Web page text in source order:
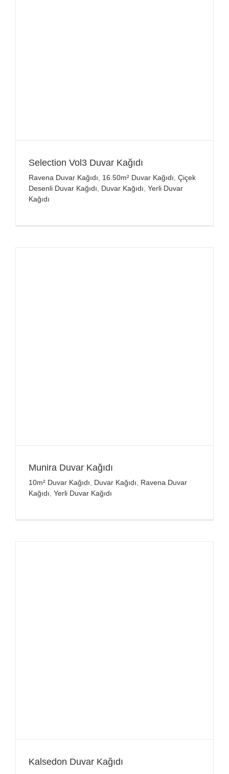
Selection Vol3 Duvar Kağıdı
Ravena Duvar Kağıdı 16.50m² Duvar Kağıdı Çiçek
Desenli Duvar Kağıdı
Duvar Kağıdı Yerli Duvar
Kağıdı
Munira Duvar Kağıdı
10m² Duvar Kağıdı Duvar Kağıdı
Ravena Duvar
Kağıdı Yerli Duvar Kağıdı
Kalsedon Duvar Kağıdı